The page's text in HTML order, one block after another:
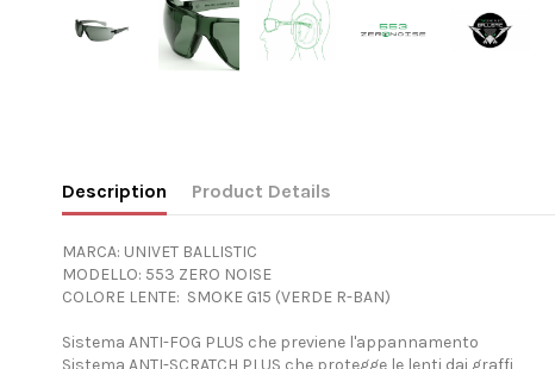
Description Product Details
MARCA: UNIVET BALLISTIC
MODELLO: 553 ZERO NOISE
COLORE LENTE: SMOKE G15 (VERDE R-BAN)
Sistema ANTI-FOG PLUS che previene l'appannamento